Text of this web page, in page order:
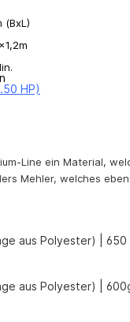
(BxL)
HP)
Line ein Material,
Mehler, welches
aus Polyester) |
aus Polyester) |